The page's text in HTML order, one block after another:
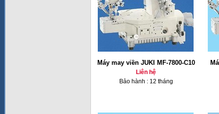
Máy may viền JUKI MF-7800-C10
Liên hệ
Bảo hành : 12 tháng